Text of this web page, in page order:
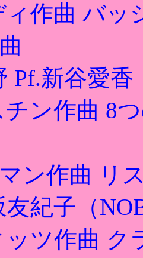
ィ作曲 バッ
新谷愛香
チン作曲 8
作曲 リス
子（
ッツ作曲